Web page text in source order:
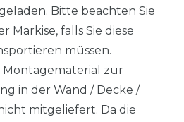
Bitte beachten Sie
Markise, falls Sie diese
müssen.
Montagematerial zur
in der Wand / Decke /
mitgeliefert. Da die